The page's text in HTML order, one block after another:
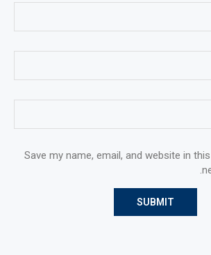
Save my name, email, and website in